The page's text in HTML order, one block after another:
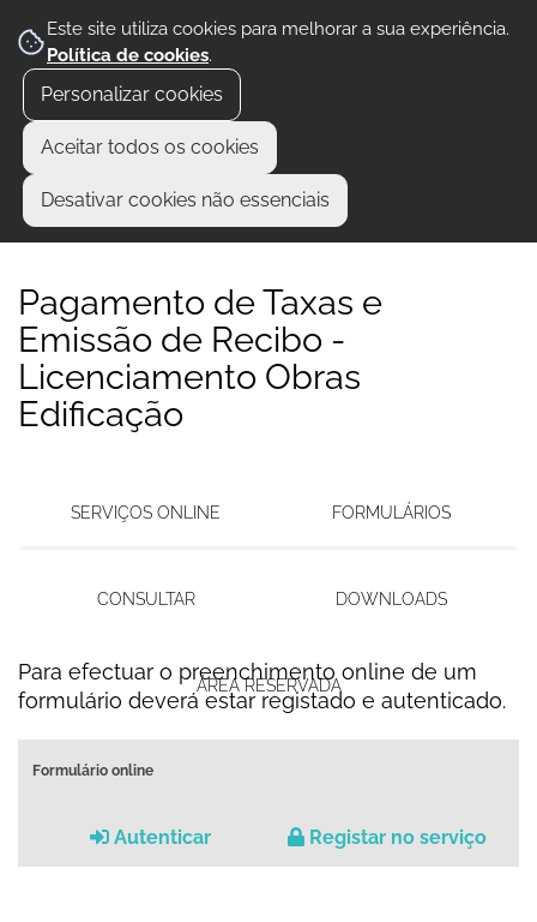
Este site utiliza cookies para melhorar a sua experiência.
Política de cookies.
Personalizar cookies
Aceitar todos os cookies
Desativar cookies não essenciais
Pagamento de Taxas e
Emissão de Recibo -
Licenciamento Obras
Edificação
SERVIÇOS ONLINE FORMULÁRIOS
CONSULTAR DOWNLOADS
ÁREA RESERVADA
Para efectuar o preenchimento online de um
formulário deverá estar registado e autenticado.
Formulário online
Autenticar Registar no serviço